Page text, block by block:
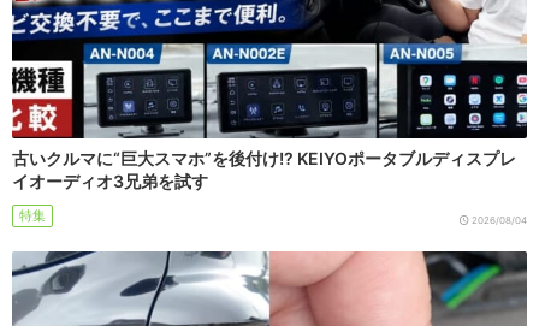
古いクルマに“巨大スマホ”を後付け!? KEIYOポータブルディスプレ
イオーディオ3兄弟を試す
特集 2026/08/04